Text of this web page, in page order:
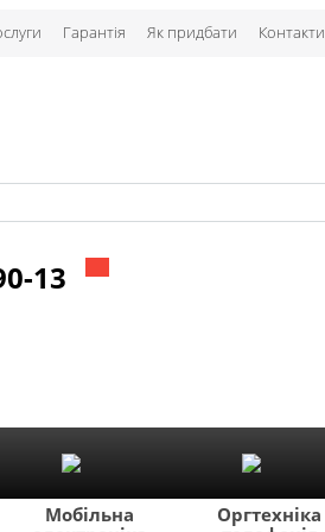
Гарантія Як придбати Контакти
13
Мобільна
Оргтехніка